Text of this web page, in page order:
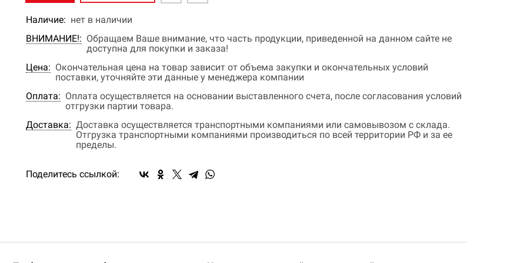
Наличие: нет в наличии
ВНИМАНИЕ!: Обращаем Ваше внимание, что часть продукции, приведенной на данном сайте не
доступна для покупки и заказа!
Цена: Окончательная цена на товар зависит от объема закупки и окончательных условий
поставки, уточняйте эти данные у менеджера компании
Оплата: Оплата осуществляется на основании выставленного счета, после согласования условий
отгрузки партии товара.
Доставка: Доставка осуществляется транспортными компаниями или самовывозом с склада.
Отгрузка транспортными компаниями производиться по всей территории РФ и за ее
пределы.
Поделитесь ссылкой: